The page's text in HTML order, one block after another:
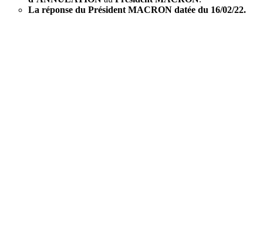
La réponse du Président MACRON datée du 16/02/22.